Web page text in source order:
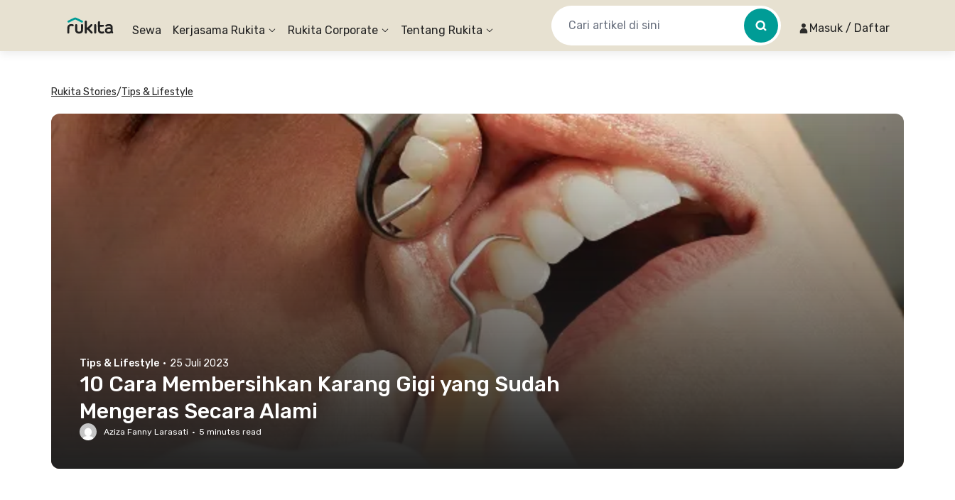
Sewa Kerjasama Rukita Rukita Corporate Tentang Rukita Masuk / Daftar
Rukita Stories/Tips & Lifestyle
Tips & Lifestyle · 25 Juli 2023
10 Cara Membersihkan Karang Gigi yang Sudah
Mengeras Secara Alami
Aziza Fanny Larasati · 5 minutes read